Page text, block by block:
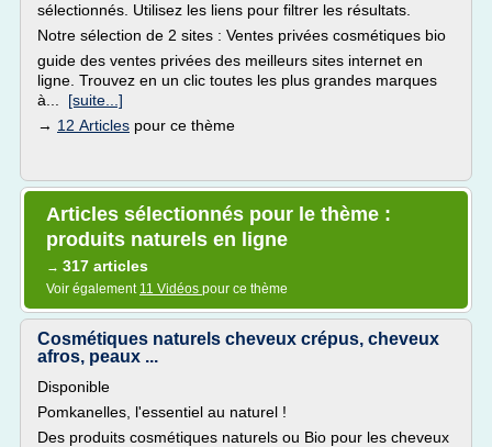
sélectionnés. Utilisez les liens pour filtrer les résultats.
Notre sélection de 2 sites : Ventes privées cosmétiques bio
guide des ventes privées des meilleurs sites internet en
ligne. Trouvez en un clic toutes les plus grandes marques
à... [suite...]
→ 12 Articles pour ce thème
Articles sélectionnés pour le thème :
produits naturels en ligne
→ 317 articles
Voir également 11 Vidéos pour ce thème
Cosmétiques naturels cheveux crépus, cheveux
afros, peaux ...
Disponible
Pomkanelles, l'essentiel au naturel !
Des produits cosmétiques naturels ou Bio pour les cheveux